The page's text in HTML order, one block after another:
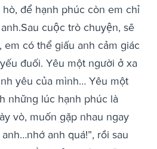
để hạnh phúc còn em chỉ
cuộc trò chuyện, sẽ
có thể giấu anh cảm giác
đuối. Yêu một người ở xa
yêu của mình… Yêu một
những lúc hạnh phúc là
vò, muốn gặp nhau ngay
anh quá!”, rồi sau